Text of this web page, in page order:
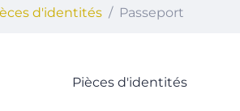
d'identités Passeport
Pièces d'identités